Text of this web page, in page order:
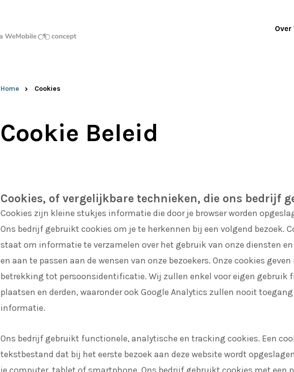
Home Cookies
Cookie Beleid
Cookies, of vergelijkbare technieken, die ons bedrijf
Cookies zijn kleine stukjes informatie die door je browser worden
Ons bedrijf gebruikt cookies om je te herkennen bij een volgend bezoek.
staat om informatie te verzamelen over het gebruik van onze diensten en
en aan te passen aan de wensen van onze bezoekers. Onze cookies
betrekking tot persoonsidentificatie. Wij zullen enkel voor eigen gebruik
plaatsen en derden, waaronder ook Google Analytics zullen nooit
informatie.
Ons bedrijf gebruikt functionele, analytische en tracking cookies. Een
tekstbestand dat bij het eerste bezoek aan deze website wordt